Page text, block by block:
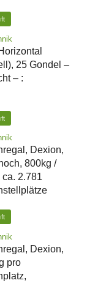
25 Gondel –
– :
Dexion,
800kg /
ca. 2.781
Dexion,
pro